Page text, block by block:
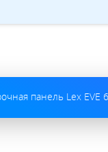
панель Lex EVE